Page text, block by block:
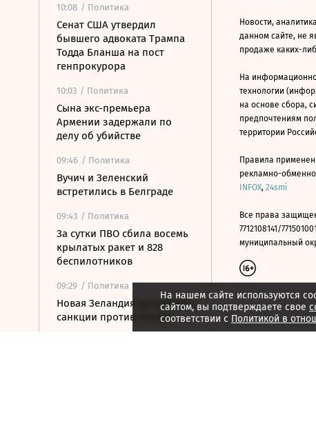
10:08 / Политика
Сенат США утвердил
бывшего адвоката Трампа
Тодда Бланша на пост
генпрокурора
10:03 / Политика
Сына экс-премьера
Армении задержали по
делу об убийстве
09:46 / Политика
Вучич и Зеленский
встретились в Белграде
09:43 / Политика
За сутки ПВО сбила восемь
крылатых ракет и 828
беспилотников
09:29 / Политика
Новая Зеландия расширила
санкции против России
На нашем сайте используются
сайтом, вы подтверждаете свое
соответствии с Политикой в
Новости,
данном сайте, не
продаже каких-
На
технологии
на основе сбора,
предпочтениям
территории
Правила
рекламно-
INFOX, 24smi
Все права
7712108141/
муниципальный